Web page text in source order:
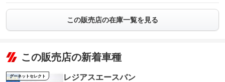
この販売店の在庫一覧を見る
この販売店の新着車種
グーネットセレクト レジアスエースバン